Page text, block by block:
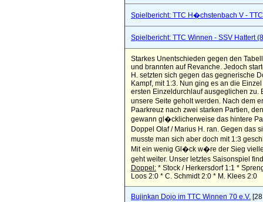
Spielbericht: TTC H�chstenbach V -
Spielbericht: TTC Winnen - SSV Hattert
Starkes Unentschieden gegen den
und brannten auf Revanche. Jedoch
H. setzten sich gegen das gegnerische
Kampf, mit 1:3. Nun ging es an die
ersten Einzeldurchlauf ausgeglichen zu.
unsere Seite geholt werden. Nach dem
Paarkreuz nach zwei starken Partien,
gewann gl�cklicherweise das hintere
Doppel Olaf / Marius H. ran. Gegen das
musste man sich aber doch mit 1:3
Mit ein wenig Gl�ck w�re der Sieg
geht weiter. Unser letztes Saisonspiel
Doppel: * Stock / Herkersdorf 1:1 *
Loos 2:0 * C. Schmidt 2:0 * M. Klees 2:0
Bujinkan Dojo im TTC Winnen 70 e.V.